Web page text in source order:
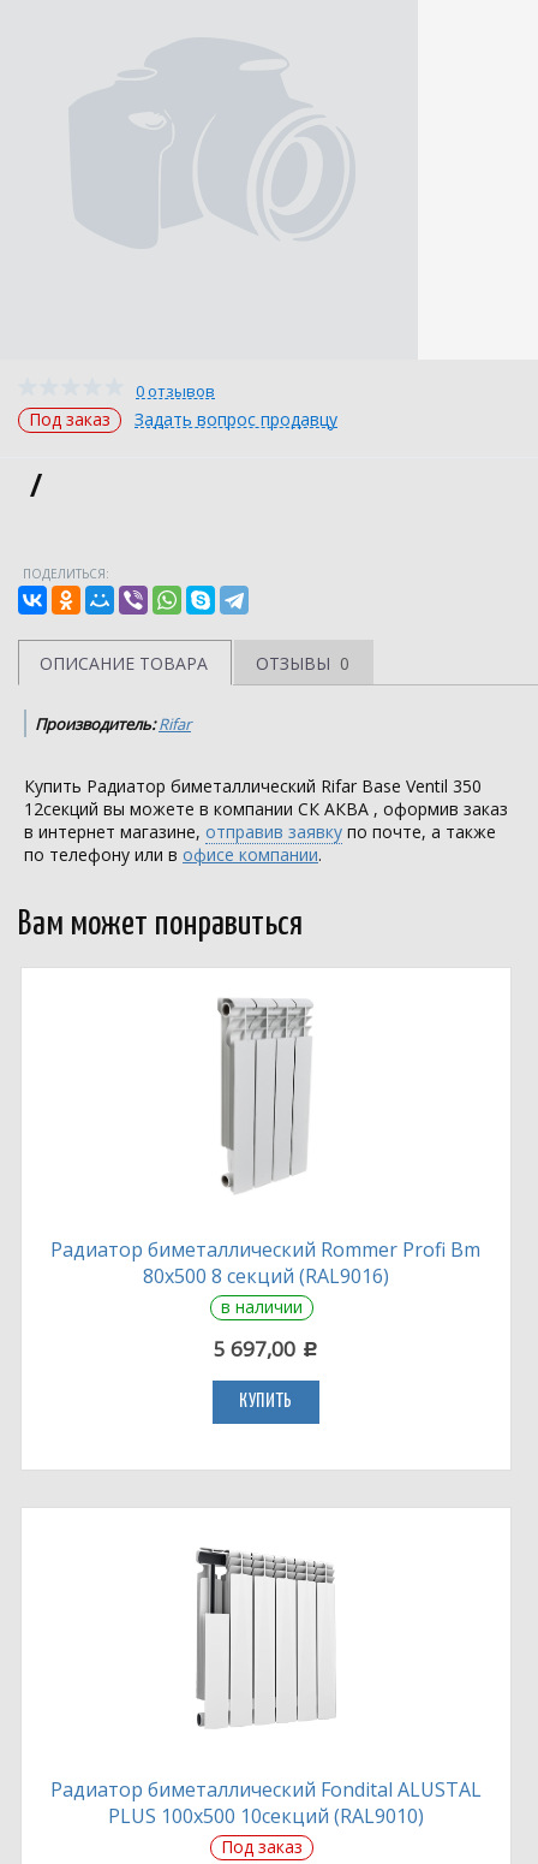
0 отзывов
Под заказ Задать вопрос продавцу
/
ПОДЕЛИТЬСЯ:
ОПИСАНИЕ ТОВАРА ОТЗЫВЫ 0
Производитель:Rifar
Купить Радиатор биметаллический Rifar Base Ventil 350
12секций вы можете в компании СК АКВА , оформив заказ
в интернет магазине, отправив заявку по почте, а также
по телефону или в офисе компании.
Вам может понравиться
Радиатор биметаллический Rommer Profi Bm
80х500 8 секций (RAL9016)
в наличии
5 697,00 c
КУПИТЬ
Радиатор биметаллический Fondital ALUSTAL
PLUS 100х500 10секций (RAL9010)
Под заказ